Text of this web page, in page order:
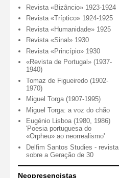
Revista «Bizâncio» 1923-1924
Revista «Tríptico» 1924-1925
Revista «Humanidade» 1925
Revista «Sinal» 1930
Revista «Princípio» 1930
«Revista de Portugal» (1937-
1940)
Tomaz de Figueiredo (1902-
1970)
Miguel Torga (1907-1995)
Miguel Torga: a voz do chão
Eugénio Lisboa (1980, 1986)
'Poesia portuguesa do
«Orpheu» ao neorrealismo'
Delfim Santos Studies - revista
sobre a Geração de 30
Neopresencistas